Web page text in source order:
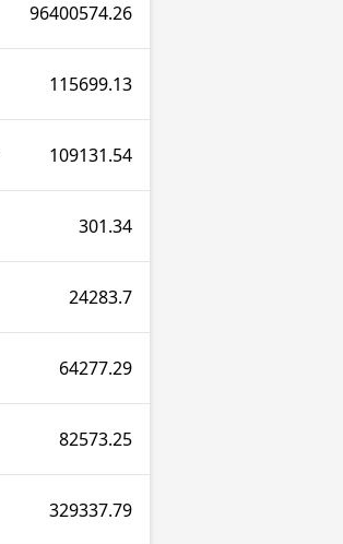
96400574.26
115699.13
109131.54
301.34
24283.7
64277.29
82573.25
329337.79